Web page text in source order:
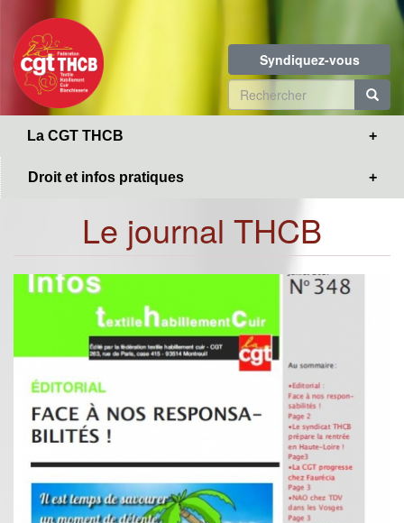
contenu
principal
Syndiquez-vous
Formulaire
de
La CGT THCB
Droit et infos pratiques
Le journal THCB